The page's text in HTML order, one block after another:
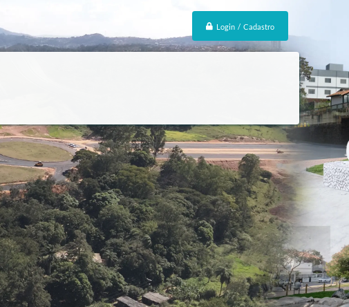
Login / Cadastro